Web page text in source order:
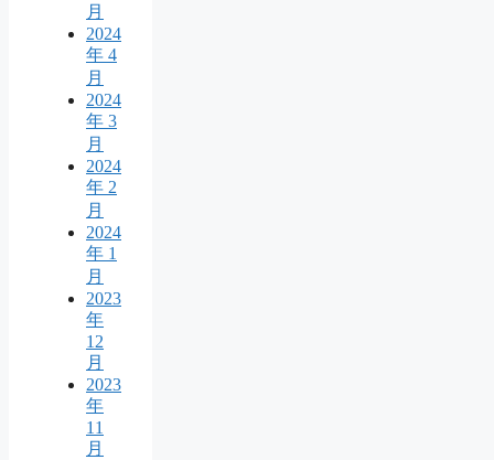
月
2024
年 4
月
2024
年 3
月
2024
年 2
月
2024
年 1
月
2023
年
12
月
2023
年
11
月